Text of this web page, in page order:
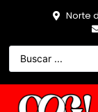
Norte